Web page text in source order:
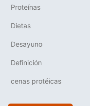
Proteínas
Dietas
Desayuno
Definición
cenas protéicas